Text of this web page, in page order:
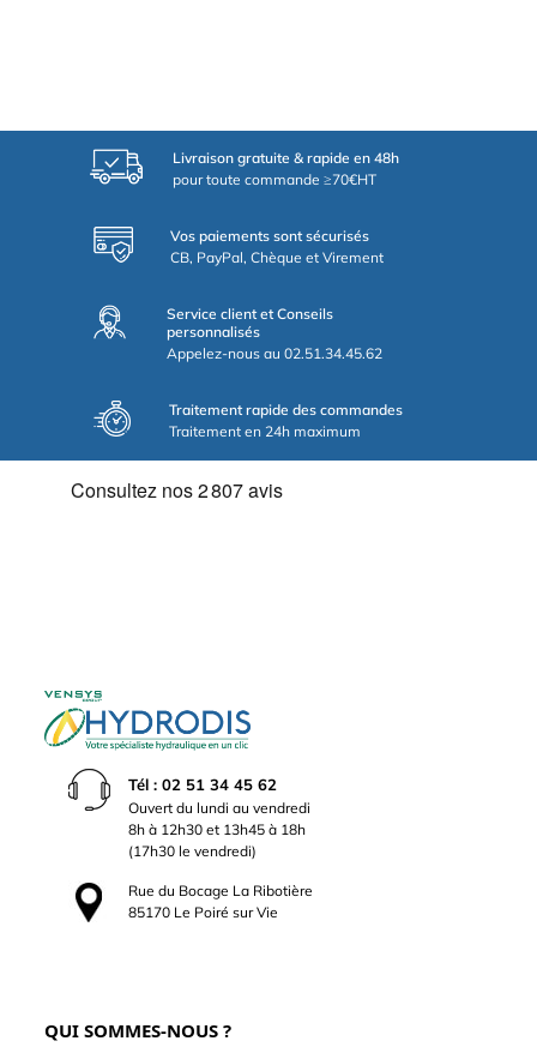
Livraison gratuite & rapide en 48h
pour toute commande ≥70€HT
Vos paiements sont sécurisés
CB, PayPal, Chèque et Virement
Service client et Conseils
personnalisés
Appelez-nous au 02.51.34.45.62
Traitement rapide des commandes
Traitement en 24h maximum
Tél : 02 51 34 45 62
Ouvert du lundi au vendredi
8h à 12h30 et 13h45 à 18h
(17h30 le vendredi)
Rue du Bocage La Ribotière
85170 Le Poiré sur Vie
QUI SOMMES-NOUS ?